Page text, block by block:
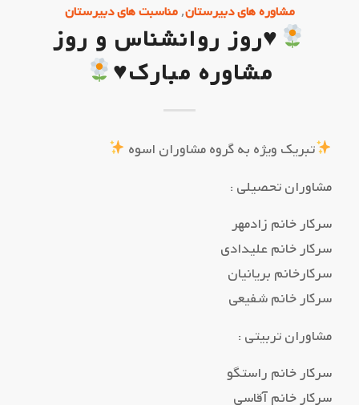
مشاوره های دبیرستان,مناسبت های دبیرستان
♥️روز روانشناس و روز
مشاوره مبارک♥️
تبریک ویژه به گروه مشاوران اسوه
مشاوران تحصیلی :
سرکار خانم زادمهر
سرکار خانم علیدادی
سرکارخانم بریانیان
سرکار خانم شفیعی
مشاوران تربیتی :
سرکار خانم راستگو
سرکار خانم آقاسی